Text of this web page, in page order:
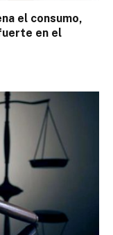
el consumo,
en el